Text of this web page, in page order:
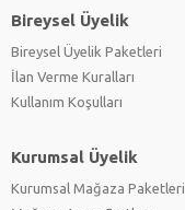
Bireysel Üyelik
Bireysel Üyelik Paketleri
İlan Verme Kuralları
Kullanım Koşulları
Kurumsal Üyelik
Kurumsal Mağaza Paketleri